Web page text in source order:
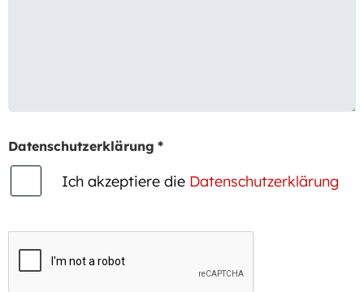
Datenschutzerklärung *
Ich akzeptiere die Datenschutzerklärung